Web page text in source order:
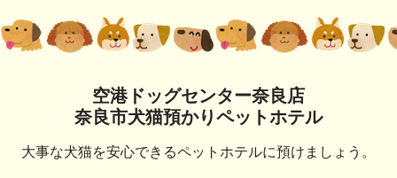
空港ドッグセンター奈良店
奈良市犬猫預かりペットホテル
大事な犬猫を安心できるペットホテルに預けましょう。